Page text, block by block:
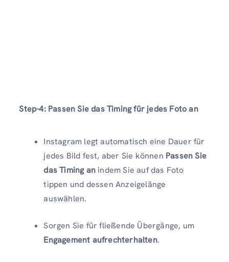
Step-4: Passen Sie das Timing für jedes Foto an
Instagram legt automatisch eine Dauer für
jedes Bild fest, aber Sie können Passen Sie
das Timing an indem Sie auf das Foto
tippen und dessen Anzeigelänge
auswählen.
Sorgen Sie für fließende Übergänge, um
Engagement aufrechterhalten.